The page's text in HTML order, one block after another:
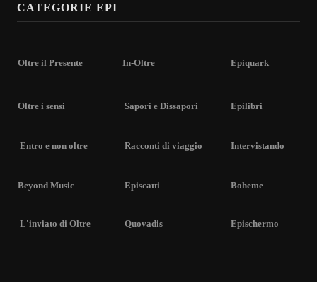
CATEGORIE EPI
Oltre il Presente In-Oltre Epiquark
Oltre i sensi Sapori e Dissapori Epilibri
Entro e non oltre Racconti di viaggio Intervistando
Beyond Music Episcatti Boheme
L'inviato di Oltre Quovadis Epischermo